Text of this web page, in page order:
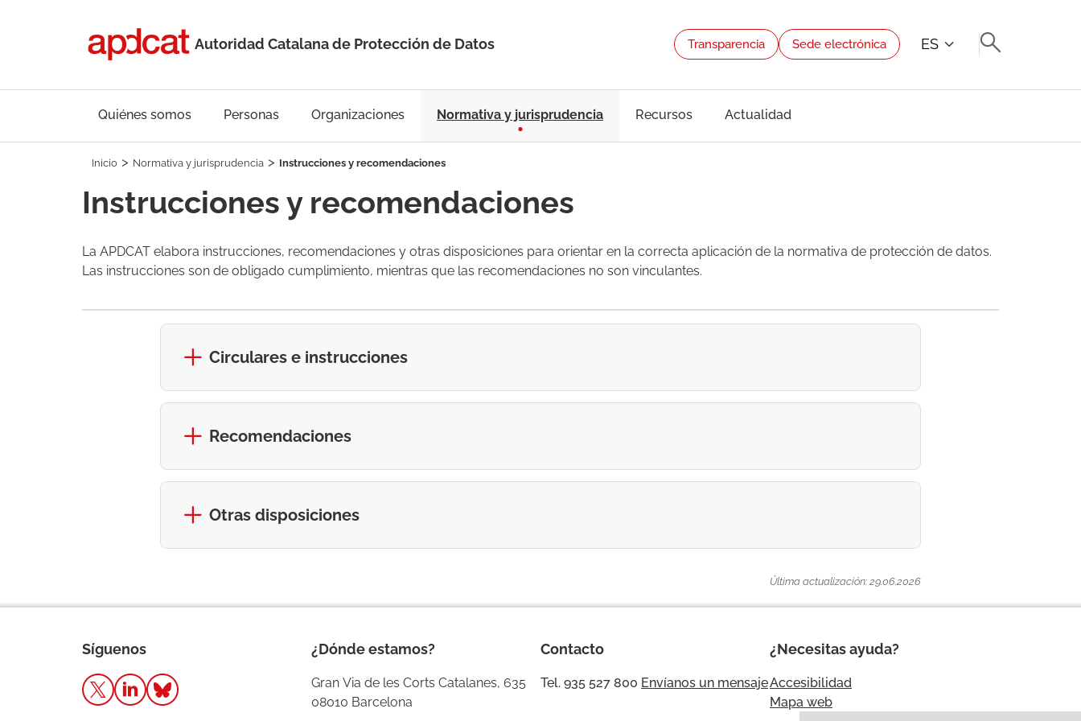
Autoridad Catalana de Protección de Datos Transparencia Sede electrónica ES
Quiénes somos Personas Organizaciones Normativa y jurisprudencia Recursos Actualidad
Inicio Normativa y jurisprudencia Instrucciones y recomendaciones
Instrucciones y recomendaciones
La APDCAT elabora instrucciones, recomendaciones y otras disposiciones para orientar en la correcta aplicación de la normativa de protección de datos.
Las instrucciones son de obligado cumplimiento, mientras que las recomendaciones no son vinculantes.
Circulares e instrucciones
Recomendaciones
Otras disposiciones
Última actualización: 29.06.2026
Síguenos ¿Dónde estamos?
Gran Via de les Corts Catalanes, 635
08010 Barcelona
Contacto
Tel. 935 527 800 Envíanos un mensaje
¿Necesitas ayuda?
Accesibilidad
Mapa web